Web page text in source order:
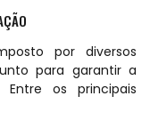
por diversos
para garantir a
os principais